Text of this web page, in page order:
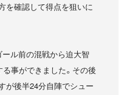
を確認して得点を狙いに
ル前の混戦から迫大智
る事ができました。その後
が後半24分自陣でシュー